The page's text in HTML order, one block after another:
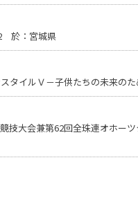
於：宮城県
イルＶ－子供たちの未来のた
技大会兼第62回全珠連オホー